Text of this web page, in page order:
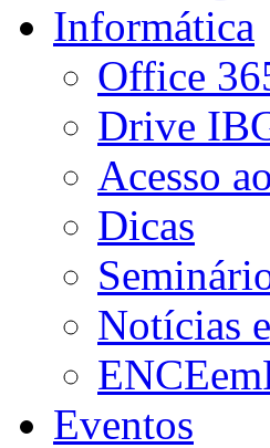
Informática
Office
Drive
Acesso
Dicas
Notícias
Eventos